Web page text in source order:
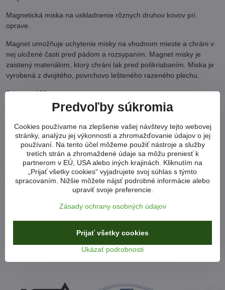
Magnetická miska na uskladnenie rôznych druhov kovov pri
oprave.
Magnet umožňuje uchytenie misky na vhodnom mieste a chráni v
nej uložené časti pred pádom a rozsypaním. Magnet misky je
zaistený materiálom, ktorý chráni lak pred poškriabaním. Miska je
vyrobená z dvojitého, povrchovo lešteného razeného plechu.
Priemer: 100 mm
Viac z kategórie
DOPLNKY DO DIELNE
MAGNETICKÉ NÁSTROJE / ZRKADLÁ
Neviete si poradiť?
arkonsksro​@gmail​.com
Predvoľby súkromia
Cookies používame na zlepšenie vašej návštevy tejto webovej
stránky, analýzu jej výkonnosti a zhromažďovanie údajov o jej
používaní. Na tento účel môžeme použiť nástroje a služby
tretích strán a zhromaždené údaje sa môžu preniesť k
partnerom v EÚ, USA alebo iných krajinách. Kliknutím na
„Prijať všetky cookies“ vyjadrujete svoj súhlas s týmto
spracovaním. Nižšie môžete nájsť podrobné informácie alebo
upraviť svoje preferencie.
Zásady ochrany osobných údajov
Ukázať podrobnosti
Prijať všetky cookies